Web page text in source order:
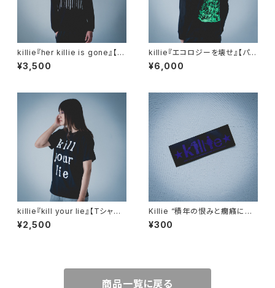
killie『her killie is gone』【長
袖Tシャツ】/ her killie is gon
e Long Sleeve Shirt
¥3,500
killie『エコロジーを壊せ』【パー
カー】 / Destroy The Ecolog
y Hoodie (9.3oz)
¥6,000
killie『kill your lie』【Tシャ
ツ】/ kill your lie Shirt
¥2,500
Killie “積年の恨みと癇癪によ
り自殺を誘発する” ステッカー
紺（耐水タイプ） / sticker ver.1
¥300
商品一覧に戻る